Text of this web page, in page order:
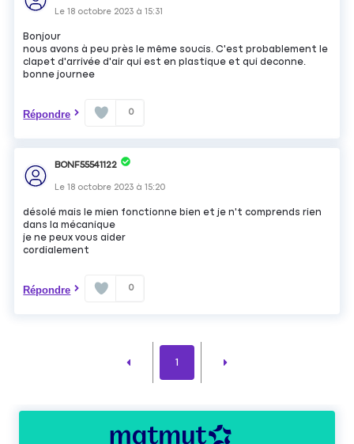
Le18 octobre 2023 à15:31
Bonjour
nous avons à peu près le même soucis. C'est probablement le
clapet d'arrivée d'air qui est en plastique et qui deconne.
bonne journee
Répondre 0
BONF55541122
Le18 octobre 2023 à15:20
désolé mais le mien fonctionne bien et je n't comprends rien
dans la mécanique
je ne peux vous aider
cordialement
Répondre 0
1